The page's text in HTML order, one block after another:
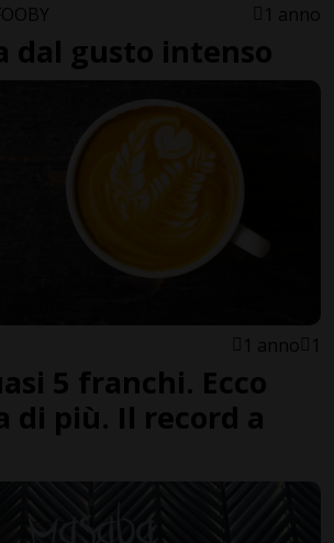
1 anno
dal gusto intenso
1 anno 1
5 franchi. Ecco
di più. Il record a